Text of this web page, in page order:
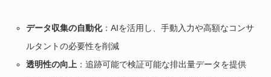
データ収集の自動化：AIを活用し、手動入力や高額なコンサ
ルタントの必要性を削減
透明性の向上 ：追跡可能で検証可能な排出量データを提供